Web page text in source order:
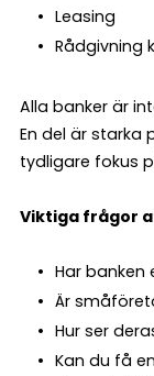
Leasing
Rådgivning
Alla banker är
En del är starka
tydligare fokus
Viktiga frågor
Har
Är
Hur ser
Kan du få